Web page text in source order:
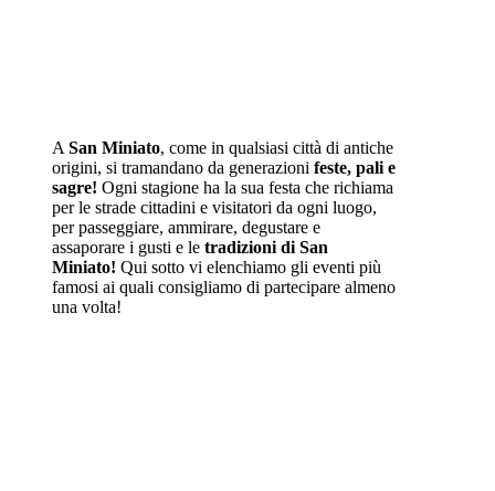
A San Miniato, come in qualsiasi città di antiche
origini, si tramandano da generazioni feste, pali e
sagre! Ogni stagione ha la sua festa che richiama
per le strade cittadini e visitatori da ogni luogo,
per passeggiare, ammirare, degustare e
assaporare i gusti e le tradizioni di San
Miniato! Qui sotto vi elenchiamo gli eventi più
famosi ai quali consigliamo di partecipare almeno
una volta!